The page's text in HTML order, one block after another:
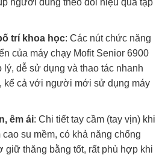
trí khoa học: Các nút chức năng
của máy chạy Mofit Senior 6900
dễ sử dụng và thao tác nhanh
kể cả với người mới sử dụng máy
êm ái: Chi tiết tay cầm (tay vịn) khi
su mềm, có khả năng chống
giữ thăng bằng tốt, rất phù hợp khi